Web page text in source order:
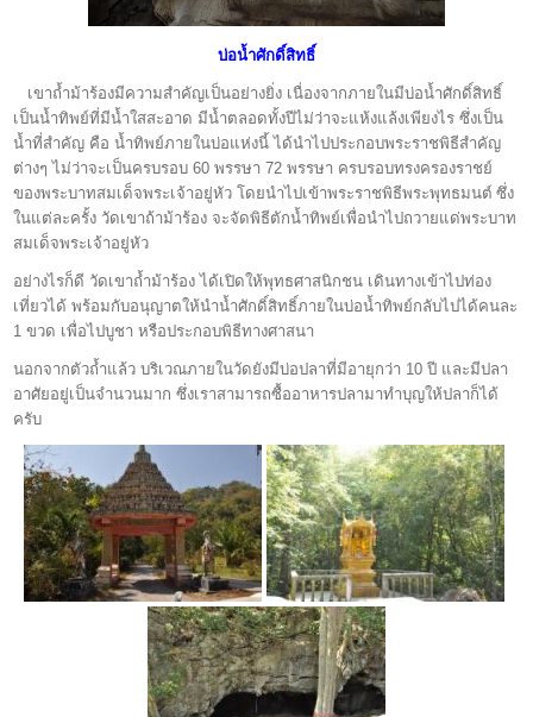
บ่อน้ำศักดิ์สิทธิ์
เขาถ้ำม้าร้องมีความสำคัญเป็นอย่างยิ่ง เนื่องจากภายในมีบ่อน้ำศักดิ์สิทธิ์
เป็นน้ำทิพย์ที่มีน้ำใสสะอาด มีน้ำตลอดทั้งปีไม่ว่าจะแห้งแล้งเพียงไร ซึ่งเป็น
น้ำที่สำคัญ คือ น้ำทิพย์ภายในบ่อแห่งนี้ ได้นำไปประกอบพระราชพิธีสำคัญ
ต่างๆ ไม่ว่าจะเป็นครบรอบ 60 พรรษา 72 พรรษา ครบรอบทรงครองราชย์
ของพระบาทสมเด็จพระเจ้าอยู่หัว โดยนำไปเข้าพระราชพิธีพระพุทธมนต์ ซึ่ง
ในแต่ละครั้ง วัดเขาถ้าม้าร้อง จะจัดพิธีตักน้ำทิพย์เพื่อนำไปถวายแด่พระบาท
สมเด็จพระเจ้าอยู่หัว
อย่างไรก็ดี วัดเขาถ้ำม้าร้อง ได้เปิดให้พุทธศาสนิกชน เดินทางเข้าไปท่อง
เที่ยวได้ พร้อมกับอนุญาตให้นำน้ำศักดิ์สิทธิ์ภายในบ่อน้ำทิพย์กลับไปได้คนละ
1 ขวด เพื่อไปบูชา หรือประกอบพิธีทางศาสนา
นอกจากตัวถ้ำแล้ว บริเวณภายในวัดยังมีบ่อปลาที่มีอายุกว่า 10 ปี และมีปลา
อาศัยอยู่เป็นจำนวนมาก ซึ่งเราสามารถซื้ออาหารปลามาทำบุญให้ปลาก็ได้
ครับ